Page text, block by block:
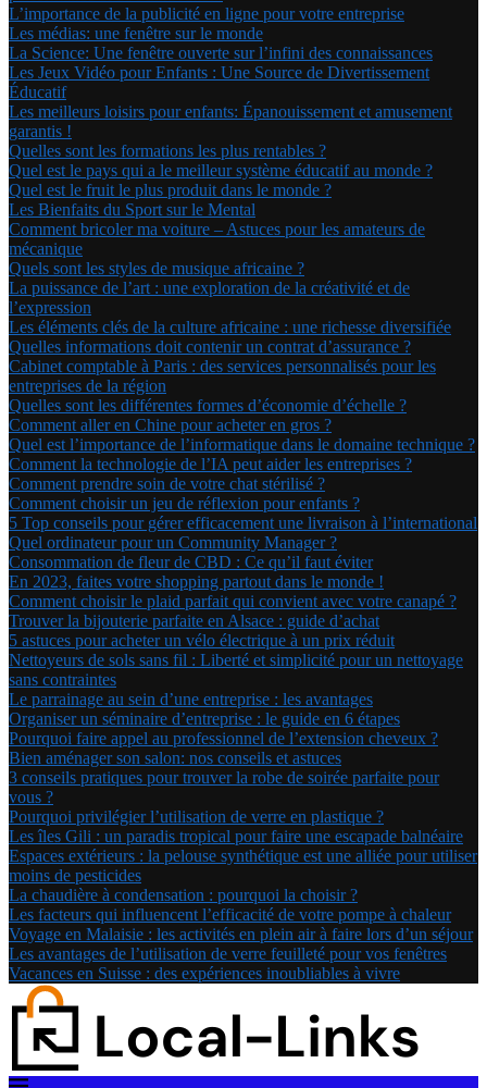
L’importance de la publicité en ligne pour votre entreprise
Les médias: une fenêtre sur le monde
La Science: Une fenêtre ouverte sur l’infini des connaissances
Les Jeux Vidéo pour Enfants : Une Source de Divertissement
Éducatif
Les meilleurs loisirs pour enfants: Épanouissement et amusement
garantis !
Quelles sont les formations les plus rentables ?
Quel est le pays qui a le meilleur système éducatif au monde ?
Quel est le fruit le plus produit dans le monde ?
Les Bienfaits du Sport sur le Mental
Comment bricoler ma voiture – Astuces pour les amateurs de
mécanique
Quels sont les styles de musique africaine ?
La puissance de l’art : une exploration de la créativité et de
l’expression
Les éléments clés de la culture africaine : une richesse diversifiée
Quelles informations doit contenir un contrat d’assurance ?
Cabinet comptable à Paris : des services personnalisés pour les
entreprises de la région
Quelles sont les différentes formes d’économie d’échelle ?
Comment aller en Chine pour acheter en gros ?
Quel est l’importance de l’informatique dans le domaine technique ?
Comment la technologie de l’IA peut aider les entreprises ?
Comment prendre soin de votre chat stérilisé ?
Comment choisir un jeu de réflexion pour enfants ?
5 Top conseils pour gérer efficacement une livraison à l’international
Quel ordinateur pour un Community Manager ?
Consommation de fleur de CBD : Ce qu’il faut éviter
En 2023, faites votre shopping partout dans le monde !
Comment choisir le plaid parfait qui convient avec votre canapé ?
Trouver la bijouterie parfaite en Alsace : guide d’achat
5 astuces pour acheter un vélo électrique à un prix réduit
Nettoyeurs de sols sans fil : Liberté et simplicité pour un nettoyage
sans contraintes
Le parrainage au sein d’une entreprise : les avantages
Organiser un séminaire d’entreprise : le guide en 6 étapes
Pourquoi faire appel au professionnel de l’extension cheveux ?
Bien aménager son salon: nos conseils et astuces
3 conseils pratiques pour trouver la robe de soirée parfaite pour
vous ?
Pourquoi privilégier l’utilisation de verre en plastique ?
Les îles Gili : un paradis tropical pour faire une escapade balnéaire
Espaces extérieurs : la pelouse synthétique est une alliée pour utiliser
moins de pesticides
La chaudière à condensation : pourquoi la choisir ?
Les facteurs qui influencent l’efficacité de votre pompe à chaleur
Voyage en Malaisie : les activités en plein air à faire lors d’un séjour
Les avantages de l’utilisation de verre feuilleté pour vos fenêtres
Vacances en Suisse : des expériences inoubliables à vivre